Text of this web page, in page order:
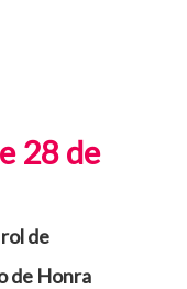
28 de
de
de Honra